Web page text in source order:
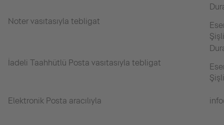
Noter vasıtasıyla tebligat
İadeli Taahhütlü Posta vasıtasıyla tebligat
Elektronik Posta aracılıyla